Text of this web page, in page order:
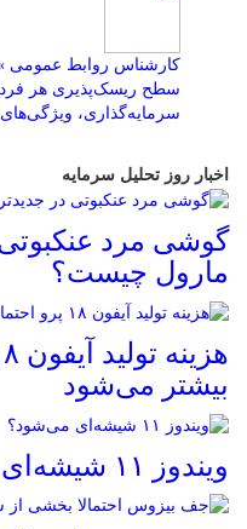
کارشناس روابط عمومی »
سطح ریسک‌پذیری هر فرد
سرمایه‌گذاری،
اخبار روز تحلیل سرمایه
گوشی مرد عنکبوتی
مارول چیست؟
بیشتر می‌شود
ویندوز ۱۱ شیشه‌ای می‌شود؟